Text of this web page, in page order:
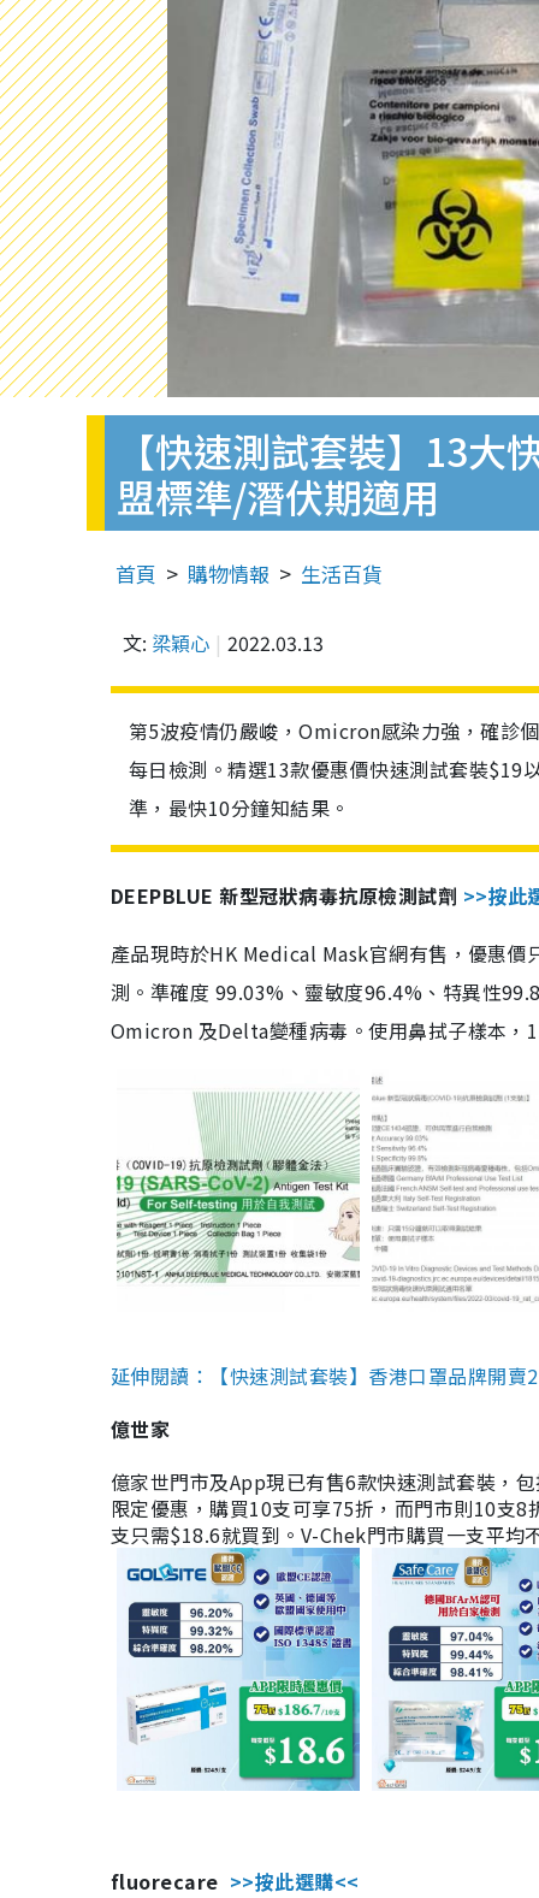
【快速測試套裝】13
盟標準/潛伏期適用
首頁 購物情報 生活百貨
文: 梁穎心 2022.03.13
第5波疫情仍嚴峻，Omicron感染力強，確診
每日檢測。精選13款優惠價快速測試套裝$19
準，最快10分鐘知結果。
DEEPBLUE 新型冠狀病毒抗原檢測試劑 >>按此
產品現時於HK Medical Mask官網有售，優惠
測。準確度 99.03%、靈敏度96.4%、特異性
Omicron 及Delta變種病毒。使用鼻拭子樣本，
延伸閱讀：【快速測試套裝】香港口罩品牌開
億世家
億家世門市及App現已有售6款快速測試套裝，
限定優惠，購買10支可享75折，而門市則10支
支只需$18.6就買到。V-Chek門市購買一支平
fluorecare >>按此選購<<